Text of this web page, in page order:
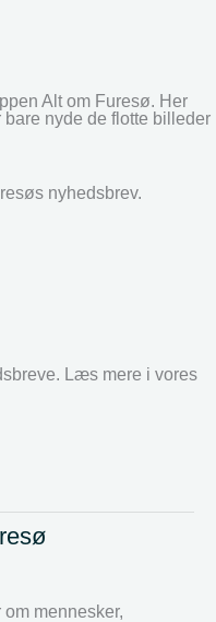
Alt om Furesø. Her
nyde de flotte billeder
nyhedsbrev.
Læs mere i vores
mennesker,